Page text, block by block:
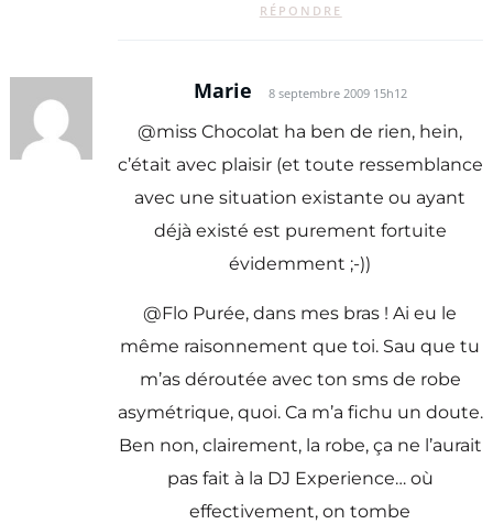
RÉPONDRE
Marie 8 septembre 2009 15h12
@miss Chocolat ha ben de rien, hein,
c’était avec plaisir (et toute ressemblance
avec une situation existante ou ayant
déjà existé est purement fortuite
évidemment ;-))
@Flo Purée, dans mes bras ! Ai eu le
même raisonnement que toi. Sau que tu
m’as déroutée avec ton sms de robe
asymétrique, quoi. Ca m’a fichu un doute.
Ben non, clairement, la robe, ça ne l’aurait
pas fait à la DJ Experience… où
effectivement, on tombe